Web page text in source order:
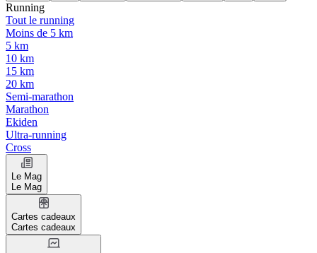
Running
Tout le running
Moins de 5 km
5 km
10 km
15 km
20 km
Semi-marathon
Marathon
Ekiden
Ultra-running
Cross
Le Mag
Le Mag
Cartes cadeaux
Cartes cadeaux